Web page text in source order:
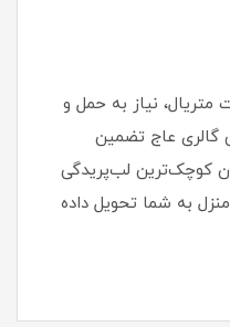
نیاز به حمل و
گالری عاج تضمین
کوچک‌ترین لب‌پریدگی
به شما تحویل داده